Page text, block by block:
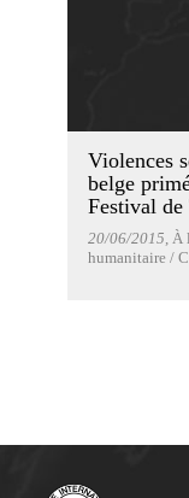
Violences
belge
Festival
20/06/2015, À
humanitaire /